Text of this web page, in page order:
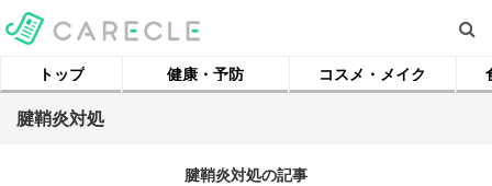
トップ 健康・予防 コスメ・メイク
腱鞘炎対処
腱鞘炎対処の記事